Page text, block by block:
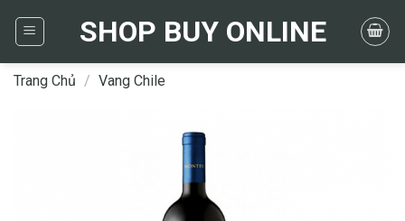
SHOP BUY ONLINE
Trang Chủ / Vang Chile